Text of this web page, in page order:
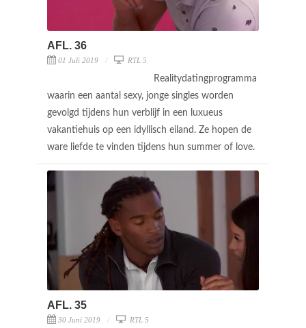
AFL. 36
01 Juli 2019 RTL 5
Realitydatingprogramma
waarin een aantal sexy, jonge singles worden
gevolgd tijdens hun verblijf in een luxueus
vakantiehuis op een idyllisch eiland. Ze hopen de
ware liefde te vinden tijdens hun summer of love.
AFL. 35
30 Juni 2019 RTL 5